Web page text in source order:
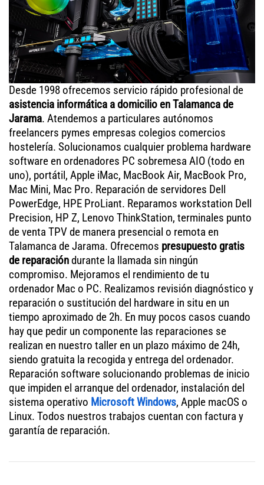
Desde 1998 ofrecemos servicio rápido profesional de
asistencia informática a domicilio en Talamanca de
Jarama. Atendemos a particulares autónomos
freelancers pymes empresas colegios comercios
hostelería. Solucionamos cualquier problema hardware
software en ordenadores PC sobremesa AIO (todo en
uno), portátil, Apple iMac, MacBook Air, MacBook Pro,
Mac Mini, Mac Pro. Reparación de servidores Dell
PowerEdge, HPE ProLiant. Reparamos workstation Dell
Precision, HP Z, Lenovo ThinkStation, terminales punto
de venta TPV de manera presencial o remota en
Talamanca de Jarama. Ofrecemos presupuesto gratis
de reparacióndurante la llamada sin ningún
compromiso. Mejoramos el rendimiento de tu
ordenador Mac o PC. Realizamos revisión diagnóstico y
reparación o sustitución del hardware in situ en un
tiempo aproximado de 2h. En muy pocos casos cuando
hay que pedir un componente las reparaciones se
realizan en nuestro taller en un plazo máximo de 24h,
siendo gratuita la recogida y entrega del ordenador.
Reparación software solucionando problemas de inicio
que impiden el arranque del ordenador, instalación del
sistema operativo Microsoft Windows, Apple macOS o
Linux. Todos nuestros trabajos cuentan con factura y
garantía de reparación.